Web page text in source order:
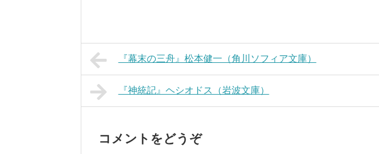
『幕末の三舟』松本健一（角川ソフィア文庫）
『神統記』ヘシオドス（岩波文庫）
コメントをどうぞ